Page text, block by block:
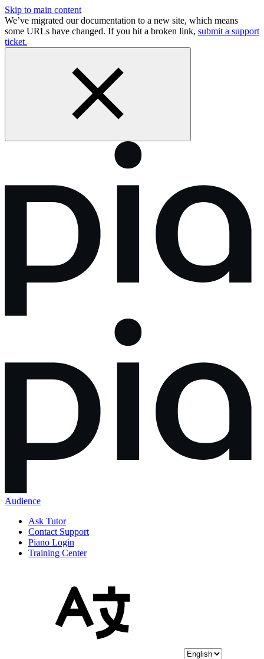
Skip to main content
We’ve migrated our documentation to a new site, which means
some URLs have changed. If you hit a broken link, submit a support
ticket.
Audience
Ask Tutor
Contact Support
Piano Login
Training Center